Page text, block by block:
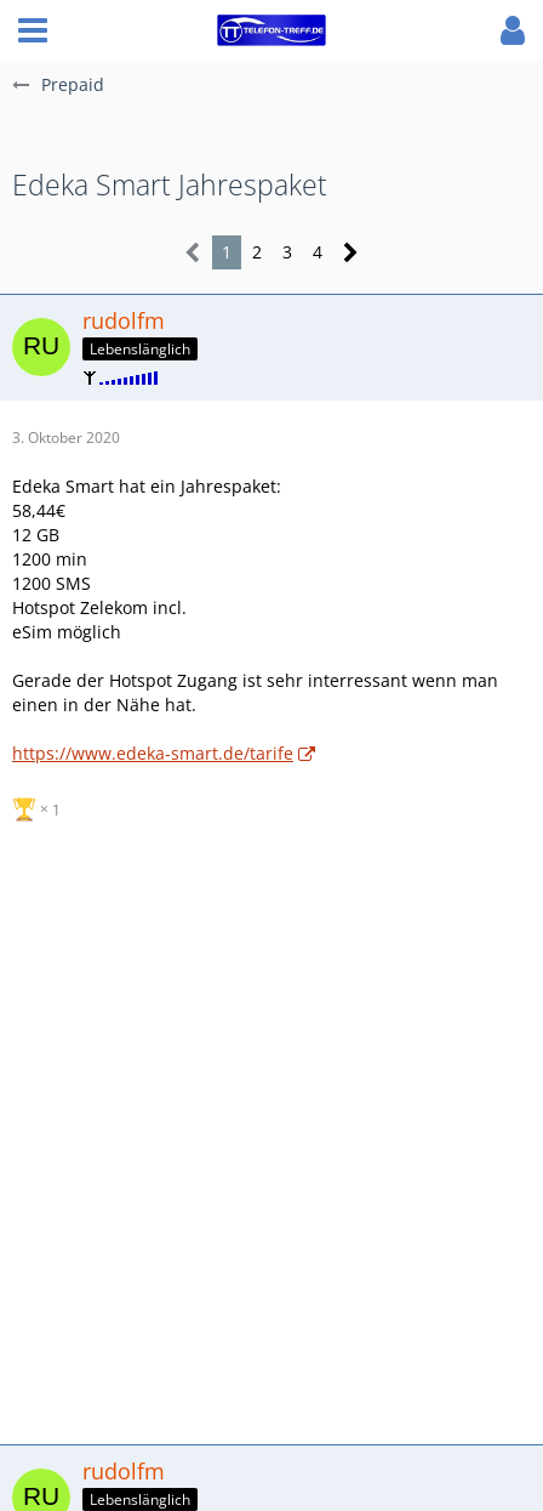
Prepaid
Edeka Smart Jahrespaket
1 2 3 4
rudolfm
Lebenslänglich
3. Oktober 2020
Edeka Smart hat ein Jahrespaket:
58,44€
12 GB
1200 min
1200 SMS
Hotspot Zelekom incl.
eSim möglich
Gerade der Hotspot Zugang ist sehr interressant wenn man
einen in der Nähe hat.
https://www.edeka-smart.de/tarife
1
rudolfm
Lebenslänglich